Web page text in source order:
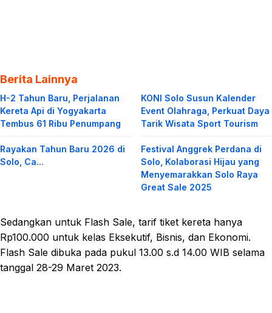
Berita Lainnya
H-2 Tahun Baru, Perjalanan
Kereta Api di Yogyakarta
Tembus 61 Ribu Penumpang
KONI Solo Susun Kalender
Event Olahraga, Perkuat Daya
Tarik Wisata Sport Tourism
Rayakan Tahun Baru 2026 di
Solo, Ca...
Festival Anggrek Perdana di
Solo, Kolaborasi Hijau yang
Menyemarakkan Solo Raya
Great Sale 2025
Sedangkan untuk Flash Sale, tarif tiket kereta hanya
Rp100.000 untuk kelas Eksekutif, Bisnis, dan Ekonomi.
Flash Sale dibuka pada pukul 13.00 s.d 14.00 WIB selama
tanggal 28-29 Maret 2023.